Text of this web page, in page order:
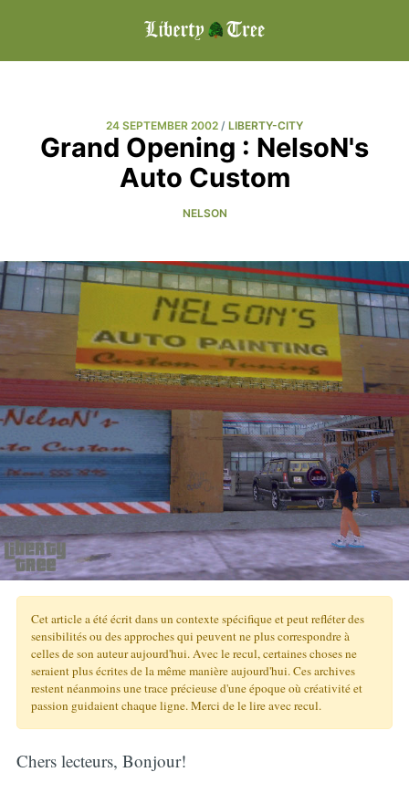
24 SEPTEMBER 2002 / LIBERTY-CITY
Grand Opening : NelsoN's
Auto Custom
NELSON
Cet article a été écrit dans un contexte spécifique et peut refléter des
sensibilités ou des approches qui peuvent ne plus correspondre à
celles de son auteur aujourd'hui. Avec le recul, certaines choses ne
seraient plus écrites de la même manière aujourd'hui. Ces archives
restent néanmoins une trace précieuse d'une époque où créativité et
passion guidaient chaque ligne. Merci de le lire avec recul.
Chers lecteurs, Bonjour!